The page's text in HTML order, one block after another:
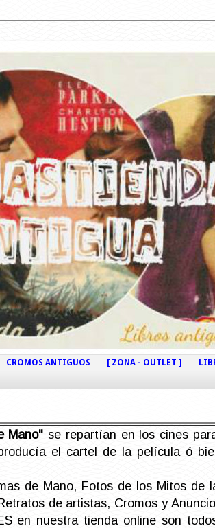
CROMOS ANTIGUOS [ ZONA - OUTLET ]
Mano" se repartían en los cines
el cartel de la película ó
de Mano, Fotos de los Mitos de
de artistas, Cromos y
en nuestra tienda online son